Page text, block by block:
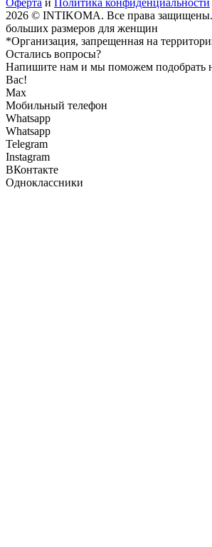
Оферта и Политика конфиденциальности
2026 © INTIKOMA. Все права
больших размеров для женщин
*Организация, запрещенная на
Остались вопросы?
Напишите нам и мы поможем подобрать
Вас!
Max
Мобильный телефон
Whatsapp
Whatsapp
Telegram
Instagram
ВКонтакте
Одноклассники